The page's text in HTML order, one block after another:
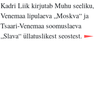
Kadri Liik kirjutab Muhu seeliku,
Venemaa lipulaeva „Moskva“ ja
Tsaari-Venemaa soomuslaeva
„Slava“ üllatuslikest seostest.